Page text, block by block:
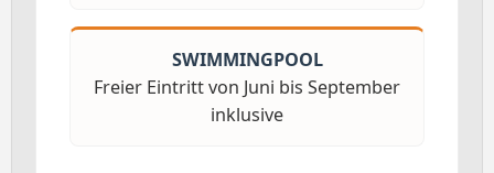
SWIMMINGPOOL
Freier Eintritt von Juni bis September
inklusive